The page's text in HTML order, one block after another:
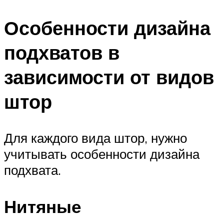
Особенности дизайна
подхватов в
зависимости от видов
штор
Для каждого вида штор, нужно
учитывать особенности дизайна
подхвата.
Нитяные